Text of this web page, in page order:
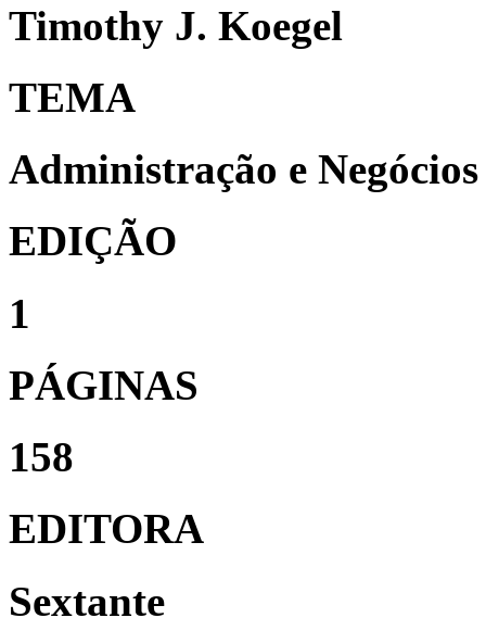
Timothy J. Koegel
TEMA
Administração e Negócios
EDIÇÃO
1
PÁGINAS
158
EDITORA
Sextante